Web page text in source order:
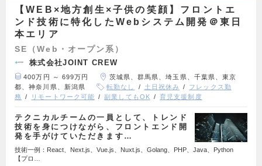
【WEB×地方創生×子供の笑顔】フロントエ
ンド技術に特化したWebシステム開発＠東日
本エリア
SE（Web・オープン系）
株式会社JOINT CREW
400万円 ～ 699万円
茨城県、群馬県、埼玉県、千葉県、東京
都、神奈川県、新潟県
転勤なし 土日祝休み
フレックス勤
務
リモートワーク可能 副業してもOK 育児支援制度
テクニカルチームの一員として、トレンド
技術を身につけながら、フロントエンド開
発を手がけていただきます…
技術一例：React、Next.js、Vue.js、Nuxt.js、Golang、PHP、Java、Python
【プロ…